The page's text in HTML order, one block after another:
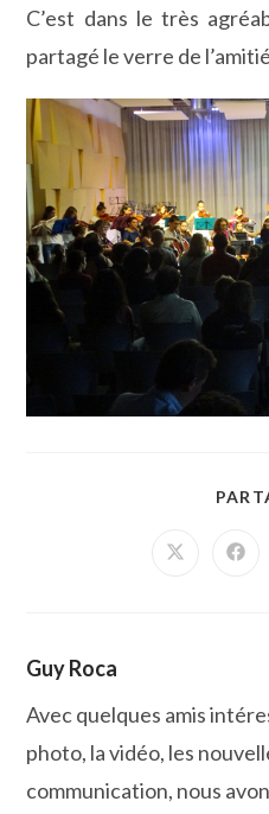
C’est dans le très
partagé le verre de
Ouvrir
Guy Roca
Avec quelques amis
photo, la vidéo, les
communication, nous